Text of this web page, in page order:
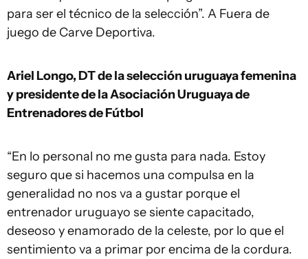
para ser el técnico de la selección”. A Fuera de
juego de Carve Deportiva.
Ariel Longo, DT de la selección uruguaya femenina
y presidente de la Asociación Uruguaya de
Entrenadores de Fútbol
“En lo personal no me gusta para nada. Estoy
seguro que si hacemos una compulsa en la
generalidad no nos va a gustar porque el
entrenador uruguayo se siente capacitado,
deseoso y enamorado de la celeste, por lo que el
sentimiento va a primar por encima de la cordura.